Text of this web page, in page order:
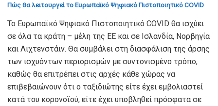
Πώς θα λειτουργεί το Ευρωπαϊκό Ψηφιακό Πιστοποιητικό COVID
Το Ευρωπαϊκό Ψηφιακό Πιστοποιητικό COVID θα ισχύει
σε όλα τα κράτη – μέλη της ΕΕ και σε Ισλανδία, Νορβηγία
και Λιχτενστάιν. Θα συμβάλει στη διασφάλιση της άρσης
των ισχυόντων περιορισμών με συντονισμένο τρόπο,
καθώς θα επιτρέπει στις αρχές κάθε χώρας να
επιβεβαιώνουν ότι ο ταξιδιώτης είτε έχει εμβολιαστεί
κατά του κορονοϊού, είτε έχει υποβληθεί πρόσφατα σε